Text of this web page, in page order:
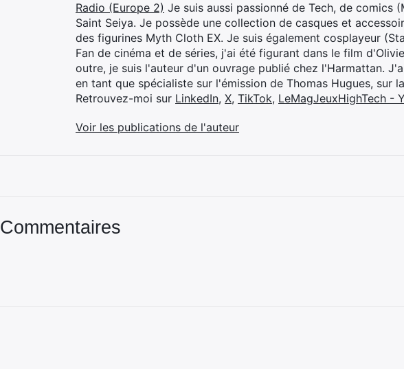
Radio (Europe 2) Je suis aussi passionné de Tech, de comics
Saint Seiya. Je possède une collection de casques et
des figurines Myth Cloth EX. Je suis également cosplayeur
Fan de cinéma et de séries, j'ai été figurant dans le film
outre, je suis l'auteur d'un ouvrage publié chez l'Harmattan.
en tant que spécialiste sur l'émission de Thomas Hugues, sur
Retrouvez-moi sur LinkedIn, X, TikTok, LeMagJeuxHighTech -
Voir les publications de l'auteur
Commentaires